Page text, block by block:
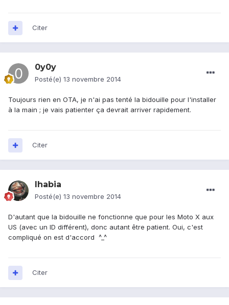
Citer
0y0y
Posté(e) 13 novembre 2014
Toujours rien en OTA, je n'ai pas tenté la bidouille pour l'installer
à la main ; je vais patienter ça devrait arriver rapidement.
Citer
Ihabia
Posté(e) 13 novembre 2014
D'autant que la bidouille ne fonctionne que pour les Moto X aux
US (avec un ID différent), donc autant être patient. Oui, c'est
compliqué on est d'accord ^_^
Citer